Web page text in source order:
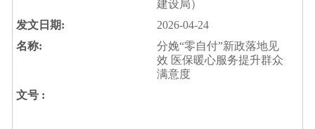
建设局）
发文日期:
2026-04-24
名称:
分娩“零自付”新政落地见
效 医保暖心服务提升群众
满意度
文号 :